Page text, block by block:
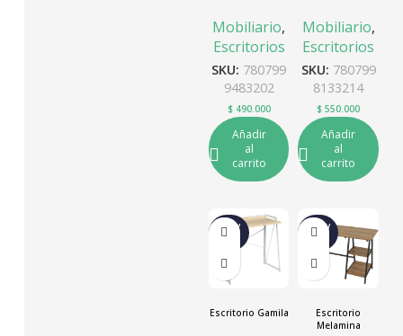
Mobiliario,
Escritorios
SKU: 780799
9483202
$490.000
Añadir
al
carrito
Mobiliario,
Escritorios
SKU: 780799
8133214
$ 550.000
Añadir
al
carrito
NUEV
O
Escritorio Gamila
NUEV
O
Escritorio
Melamina